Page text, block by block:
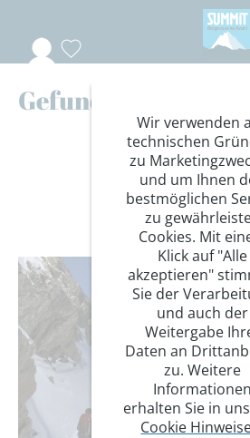
Gefundene Reisen
Wir verwenden
technischen
zu
und um Ihnen
bestmöglichen
zu
Cookies. Mit
Klick auf "Alle
akzeptieren"
Sie der
und auch der
Weitergabe
Daten an
zu. Weitere
Informationen
erhalten Sie in
Cookie